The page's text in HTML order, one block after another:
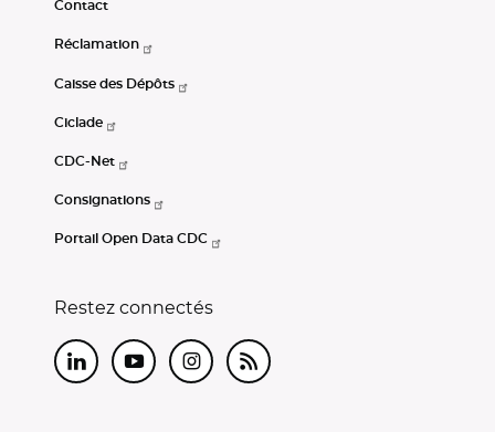
Contact
Réclamation
Caisse des Dépôts
Ciclade
CDC-Net
Consignations
Portail Open Data CDC
Restez connectés
LinkedInYoutubeInstagram
RSS